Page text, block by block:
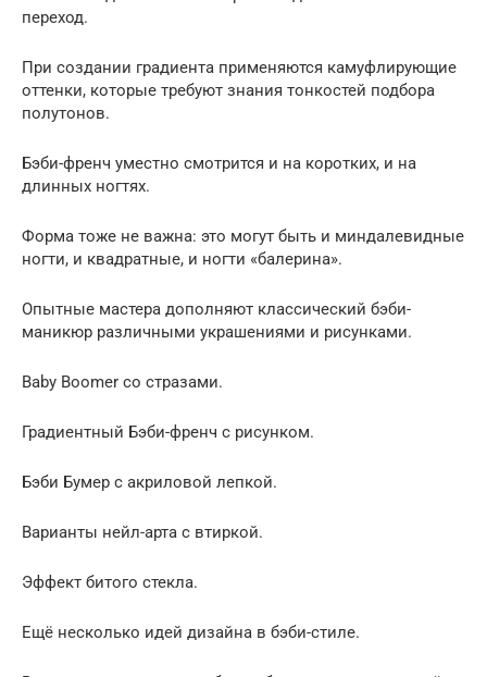
переход.
При создании градиента применяются камуфлирующие
оттенки, которые требуют знания тонкостей подбора
полутонов.
Бэби-френч уместно смотрится и на коротких, и на
длинных ногтях.
Форма тоже не важна: это могут быть и миндалевидные
ногти, и квадратные, и ногти «балерина».
Опытные мастера дополняют классический бэби-
маникюр различными украшениями и рисунками.
Baby Boomer со стразами.
Градиентный Бэби-френч с рисунком.
Бэби Бумер с акриловой лепкой.
Варианты нейл-арта с втиркой.
Эффект битого стекла.
Ещё несколько идей дизайна в бэби-стиле.